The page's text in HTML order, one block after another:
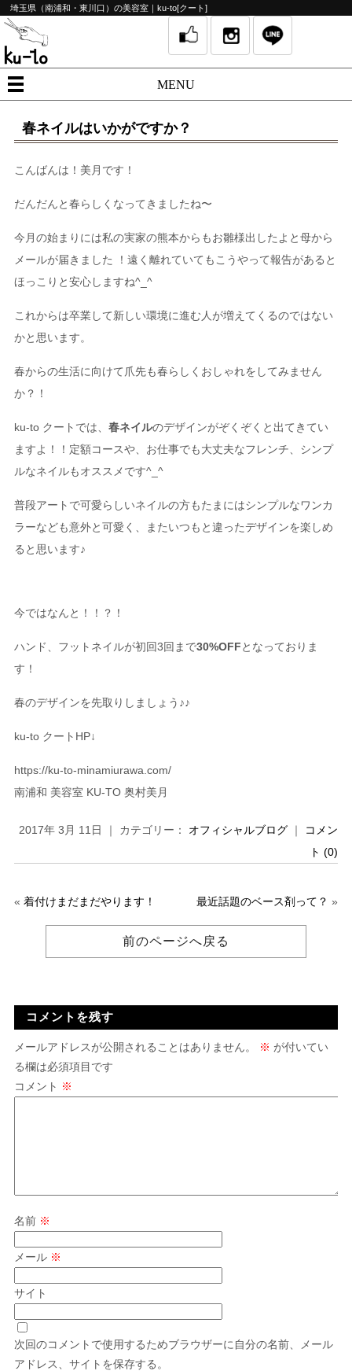
埼玉県（南浦和・東川口）の美容室｜ku-to[クート]
MENU
春ネイルはいかがですか？
こんばんは！美月です！
だんだんと春らしくなってきましたね〜
今月の始まりには私の実家の熊本からもお雛様出したよと母から
メールが届きました ！遠く離れていてもこうやって報告があると
ほっこりと安心しますね^_^
これからは卒業して新しい環境に進む人が増えてくるのではない
かと思います。
春からの生活に向けて爪先も春らしくおしゃれをしてみません
か？！
ku-to クートでは、 春ネイルのデザインがぞくぞくと出てきてい
ますよ！！定額コースや、お仕事でも大丈夫なフレンチ、シンプ
ルなネイルもオススメです^_^
普段アートで可愛らしいネイルの方もたまにはシンプルなワンカ
ラーなども意外と可愛く、またいつもと違ったデザインを楽しめ
ると思います♪
今ではなんと！！？！
ハンド、フットネイルが初回3回まで30%OFFとなっておりま
す！
春のデザインを先取りしましょう♪♪
ku-to クートHP↓
https://ku-to-minamiurawa.com/
南浦和 美容室 KU-TO 奥村美月
2017年 3月 11日 ｜ カテゴリー： オフィシャルブログ ｜ コメン
ト (0)
« 着付けまだまだやります！ 最近話題のベース剤って？ »
前のページへ戻る
コメントを残す
メールアドレスが公開されることはありません。 ※ が付いてい
る欄は必須項目です
コメント ※
名前 ※
メール ※
サイト
次回のコメントで使用するためブラウザーに自分の名前、メール
アドレス、サイトを保存する。